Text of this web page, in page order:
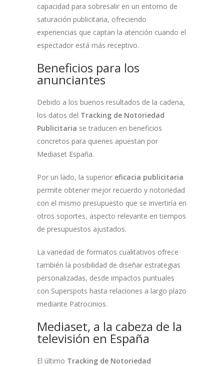
capacidad para sobresalir en un entorno de
saturación publicitaria, ofreciendo
experiencias que captan la atención cuando el
espectador está más receptivo.
Beneficios para los
anunciantes
Debido a los buenos resultados de la cadena,
los datos del Tracking de Notoriedad
Publicitaria se traducen en beneficios
concretos para quienes apuestan por
Mediaset España.
Por un lado, la superior eficacia publicitaria
permite obtener mejor recuerdo y notoriedad
con el mismo presupuesto que se invertiría en
otros soportes, aspecto relevante en tiempos
de presupuestos ajustados.
La variedad de formatos cualitativos ofrece
también la posibilidad de diseñar estrategias
personalizadas, desde impactos puntuales
con Superspots hasta relaciones a largo plazo
mediante Patrocinios.
Mediaset, a la cabeza de la
televisión en España
El último Tracking de Notoriedad